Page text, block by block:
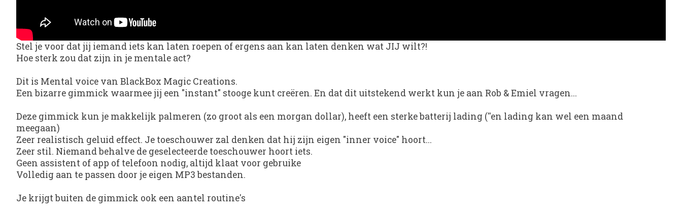
Stel je voor dat jij iemand iets kan laten roepen of ergens aan kan laten denken wat JIJ wilt?!
Hoe sterk zou dat zijn in je mentale act?
Dit is Mental voice van BlackBox Magic Creations.
Een bizarre gimmick waarmee jij een "instant" stooge kunt creëren. En dat dit uitstekend werkt kun je aan Rob & Emiel vragen...
Deze gimmick kun je makkelijk palmeren (zo groot als een morgan dollar), heeft een sterke batterij lading (''en lading kan wel een maand
meegaan)
Zeer realistisch geluid effect. Je toeschouwer zal denken dat hij zijn eigen "inner voice" hoort...
Zeer stil. Niemand behalve de geselecteerde toeschouwer hoort iets.
Geen assistent of app of telefoon nodig, altijd klaat voor gebruike
Volledig aan te passen door je eigen MP3 bestanden.
Je krijgt buiten de gimmick ook een aantel routine's